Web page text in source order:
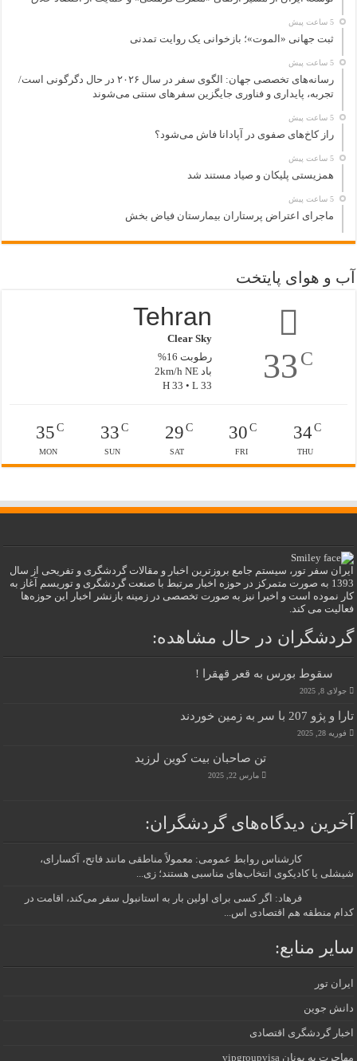
5 ساعت پیش
ثبت جهانی «الموت»؛ بازخوانی یک روایت تمدنی
5 ساعت پیش
رسانه‌های تخصصی جهان: الگوی سفر در سال ۲۰۲۶ در حال دگرگونی است/
تجربه، پایداری و فناوری جایگزین سفرهای سنتی می‌شوند
5 ساعت پیش
راز کاخ‌های صفوی در آپادانا فاش می‌شود؟
5 ساعت پیش
همزیستی پلیکان و صیاد مستند شد
5 ساعت پیش
ماجرای اعتراض پرستاران بیمارستان فیاض بخش
آب و هوای پایتخت
33C
Tehran
Clear Sky
رطوبت 16%
باد 2km/h NE
H 33 • L 33
34C
THU
30 C
FRI
29C
SAT
33C
SUN
35C
MON
ایران سفر تور، سیستم جامع بروزترین اخبار و مقالات گردشگری و تفریحی از سال
1393 به صورت متمرکز در حوزه اخبار مرتبط با صنعت گردشگری و توریسم آغاز به
کار نموده است و اخیرا نیز به صورت تخصصی در زمینه بازنشر اخبار این حوزه‌ها
فعالیت می کند.
گردشگران در حال مشاهده:
سقوط بورس به قعر قهقرا !
جولای 8, 2025
تارا و پژو 207 با سر به زمین خوردند
فوریه 28, 2025
تن صاحبان بیت کوین لرزید
مارس 22, 2025
آخرین دیدگاه‌های گردشگران:
کارشناس روابط عمومی: معمولاً مناطقی مانند فاتح، آکسارای،
شیشلی یا کادیکوی انتخاب‌های مناسبی هستند؛ زی...
فرهاد: اگر کسی برای اولین بار به استانبول سفر می‌کند، اقامت در
کدام منطقه هم اقتصادی اس...
سایر منابع:
ایران تور
دانش جوین
اخبار گردشگری اقتصادی
مهاجرت به یونان vipgroupvisa